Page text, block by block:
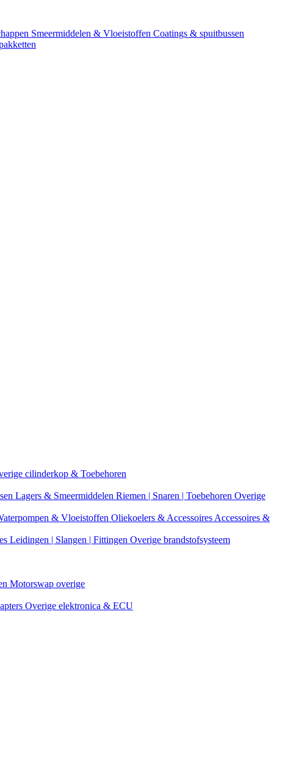
Smeermiddelen & Vloeistoffen Coatings & spuitbussen
cilinderkop & Toebehoren
Lagers & Smeermiddelen Riemen | Snaren | Toebehoren Overige
& Vloeistoffen Oliekoelers & Accessoires Accessoires &
Leidingen | Slangen | Fittingen Overige brandstofsysteem
Motorswap overige
Overige elektronica & ECU